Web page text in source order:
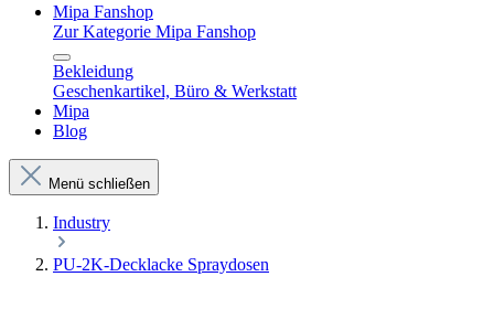
Mipa Fanshop
Zur Kategorie Mipa Fanshop
Bekleidung
Geschenkartikel, Büro & Werkstatt
Mipa
Blog
Menü schließen
Industry
PU-2K-Decklacke Spraydosen